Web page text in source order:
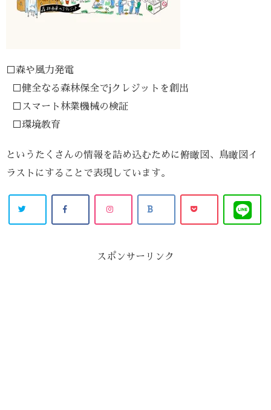
□森や風力発電
□健全なる森林保全でjクレジットを創出
□スマート林業機械の検証
□環境教育
というたくさんの情報を詰め込むために俯瞰図、鳥瞰図イ
ラストにすることで表現しています。
スポンサーリンク